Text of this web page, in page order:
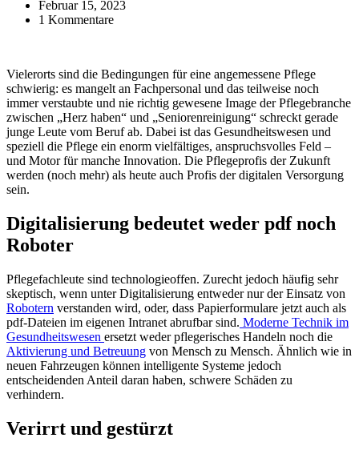
Februar 15, 2023
1 Kommentare
Vielerorts sind die Bedingungen für eine angemessene Pflege
schwierig: es mangelt an Fachpersonal und das teilweise noch
immer verstaubte und nie richtig gewesene Image der Pflegebranche
zwischen „Herz haben“ und „Seniorenreinigung“ schreckt gerade
junge Leute vom Beruf ab. Dabei ist das Gesundheitswesen und
speziell die Pflege ein enorm vielfältiges, anspruchsvolles Feld –
und Motor für manche Innovation. Die Pflegeprofis der Zukunft
werden (noch mehr) als heute auch Profis der digitalen Versorgung
sein.
Digitalisierung bedeutet weder pdf noch
Roboter
Pflegefachleute sind technologieoffen. Zurecht jedoch häufig sehr
skeptisch, wenn unter Digitalisierung entweder nur der Einsatz von
Robotern verstanden wird, oder, dass Papierformulare jetzt auch als
pdf-Dateien im eigenen Intranet abrufbar sind. Moderne Technik im
Gesundheitswesen ersetzt weder pflegerisches Handeln noch die
Aktivierung und Betreuung von Mensch zu Mensch. Ähnlich wie in
neuen Fahrzeugen können intelligente Systeme jedoch
entscheidenden Anteil daran haben, schwere Schäden zu
verhindern.
Verirrt und gestürzt